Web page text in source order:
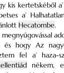
kis kertetskéből
a’
Hecatombe.
és hogy Az
fel a’ haza-
nékem,